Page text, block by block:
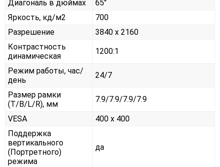
Диагональ в дюймах
65"
Яркость, кд/м2
700
Разрешение
3840 x 2160
Контрастность
динамическая
1200:1
Режим работы, час/
день
24/7
Размер рамки
(T/B/L/R), мм
7.9/7.9/7.9/7.9
VESA
400 x 400
Поддержка
вертикального
(Портретного)
режима
да